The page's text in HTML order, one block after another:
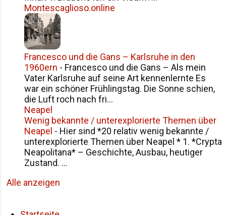
Montescaglioso.online
Francesco und die Gans – Karlsruhe in den
1960ern - Francesco und die Gans – Als mein
Vater Karlsruhe auf seine Art kennenlernte Es
war ein schöner Frühlingstag. Die Sonne schien,
die Luft roch nach fri...
Neapel
Wenig bekannte / unterexplorierte Themen über
Neapel - Hier sind *20 relativ wenig bekannte /
unterexplorierte Themen über Neapel * 1. *Crypta
Neapolitana* – Geschichte, Ausbau, heutiger
Zustand. ...
Alle anzeigen